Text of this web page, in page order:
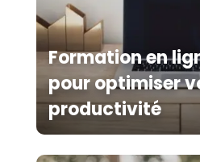
Formation en
pour optimiser
productivité